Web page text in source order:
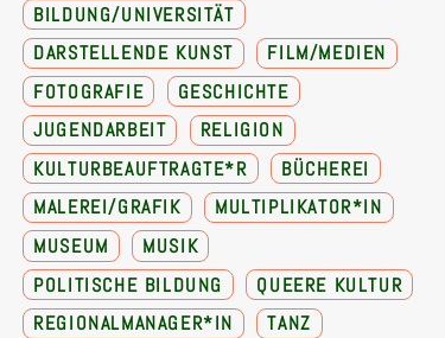
BILDUNG/UNIVERSITÄT
DARSTELLENDE KUNST
FILM/MEDIEN
FOTOGRAFIE
GESCHICHTE
JUGENDARBEIT
RELIGION
KULTURBEAUFTRAGTE*R
BÜCHEREI
MALEREI/GRAFIK
MULTIPLIKATOR*IN
MUSEUM
MUSIK
POLITISCHE BILDUNG
QUEERE KULTUR
REGIONALMANAGER*IN
TANZ